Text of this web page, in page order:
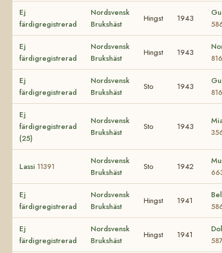
Ej
färdigregistrerad
Nordsvensk
Brukshäst
Hingst 1943
Ej
färdigregistrerad
Nordsvensk
Brukshäst
Hingst 1943
Ej
färdigregistrerad
Nordsvensk
Brukshäst
Sto 1943
Ej
färdigregistrerad
(25)
Nordsvensk
Brukshäst
Sto 1943
Lassi 11391
Nordsvensk
Brukshäst
Sto 1942
Ej
färdigregistrerad
Nordsvensk
Brukshäst
Hingst 1941
Ej
färdigregistrerad
Nordsvensk
Brukshäst
Hingst 1941